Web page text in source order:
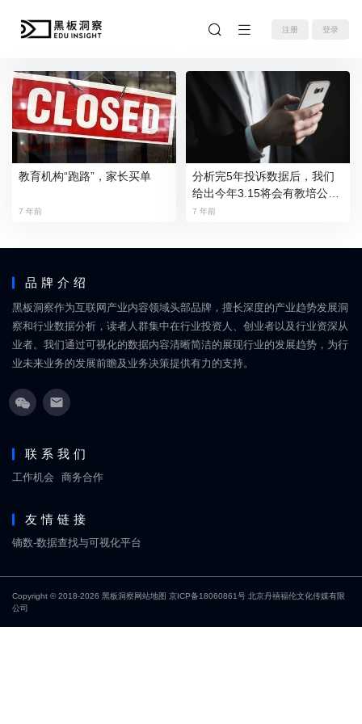
注册 登录
教育机构“跑路”，家长买单
7 年前
分析完5年投诉数据后，我们
给出今年3.15将会有教培公司
被爆出的三大理由
7 年前
品牌介绍
黑板洞察作为互联网产业内容领域头部品牌，擅长深度的产业趋势发展洞
察和行业数据分析，读者人群集中在行业投资人、创业者以及行业资深从
业者。我们通过可视化的数据内容清晰简洁的展现行业的发展趋势，为行
业未来业务的发展前瞻及业务决策提供有力的支持。
联系我们
工作机会 商务合作
友情链接
镝数-数据查找与可视化平台
Copyright © 2018-2026 黑板洞察网站地图 京ICP备18060861号 北京丹禧福伦文化传媒有限
公司